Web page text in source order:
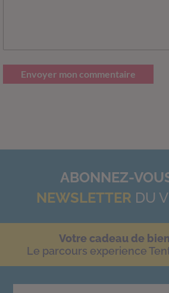
Envoyer mon commentaire
ABONNEZ-
NEWSLETTER DU
Votre cadeau de
Le parcours experience